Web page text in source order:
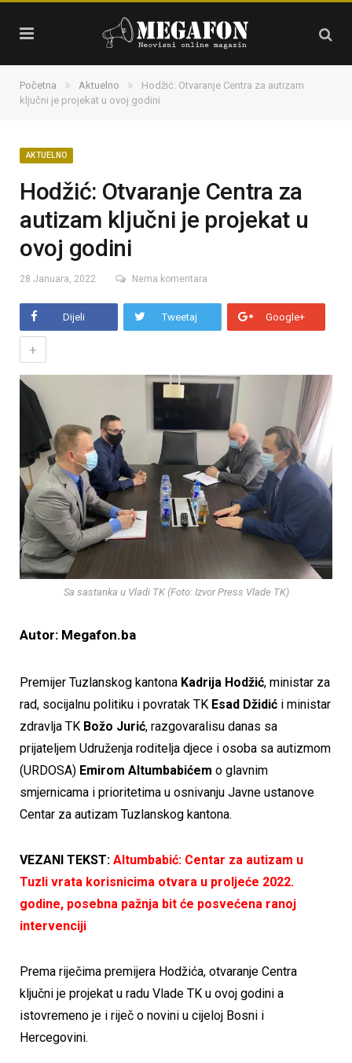
Početna » Aktuelno »
Hodžić: Otvaranje Centra za autizam
ključni je projekat u ovoj godini
AKTUELNO
Hodžić: Otvaranje Centra za
autizam ključni je projekat u
ovoj godini
28 Januara, 2022 Nema komentara
Dijeli Tweetaj Google+
+
Sa sastanka u Vladi TK (Foto: Izvor Press Vlade TK)
Autor: Megafon.ba
Premijer Tuzlanskog kantona Kadrija Hodžić, ministar za
rad, socijalnu politiku i povratak TK Esad Džidić i ministar
zdravlja TK Božo Jurić, razgovaralisu danas sa
prijateljem Udruženja roditelja djece i osoba sa autizmom
(URDOSA) Emirom Altumbabićem o glavnim
smjernicama i prioritetima u osnivanju Javne ustanove
Centar za autizam Tuzlanskog kantona.
VEZANI TEKST: Altumbabić: Centar za autizam u
Tuzli vrata korisnicima otvara u proljeće 2022.
godine, posebna pažnja bit će posvećena ranoj
intervenciji
Prema riječima premijera Hodžića, otvaranje Centra
ključni je projekat u radu Vlade TK u ovoj godini a
istovremeno je i riječ o novini u cijeloj Bosni i
Hercegovini.